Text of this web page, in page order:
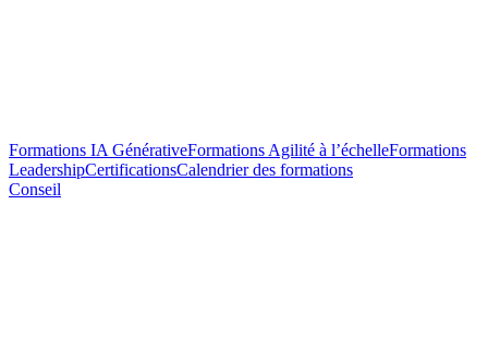
Formations IA GénérativeFormations Agilité à l’échelleFormations
LeadershipCertificationsCalendrier des formations
Conseil